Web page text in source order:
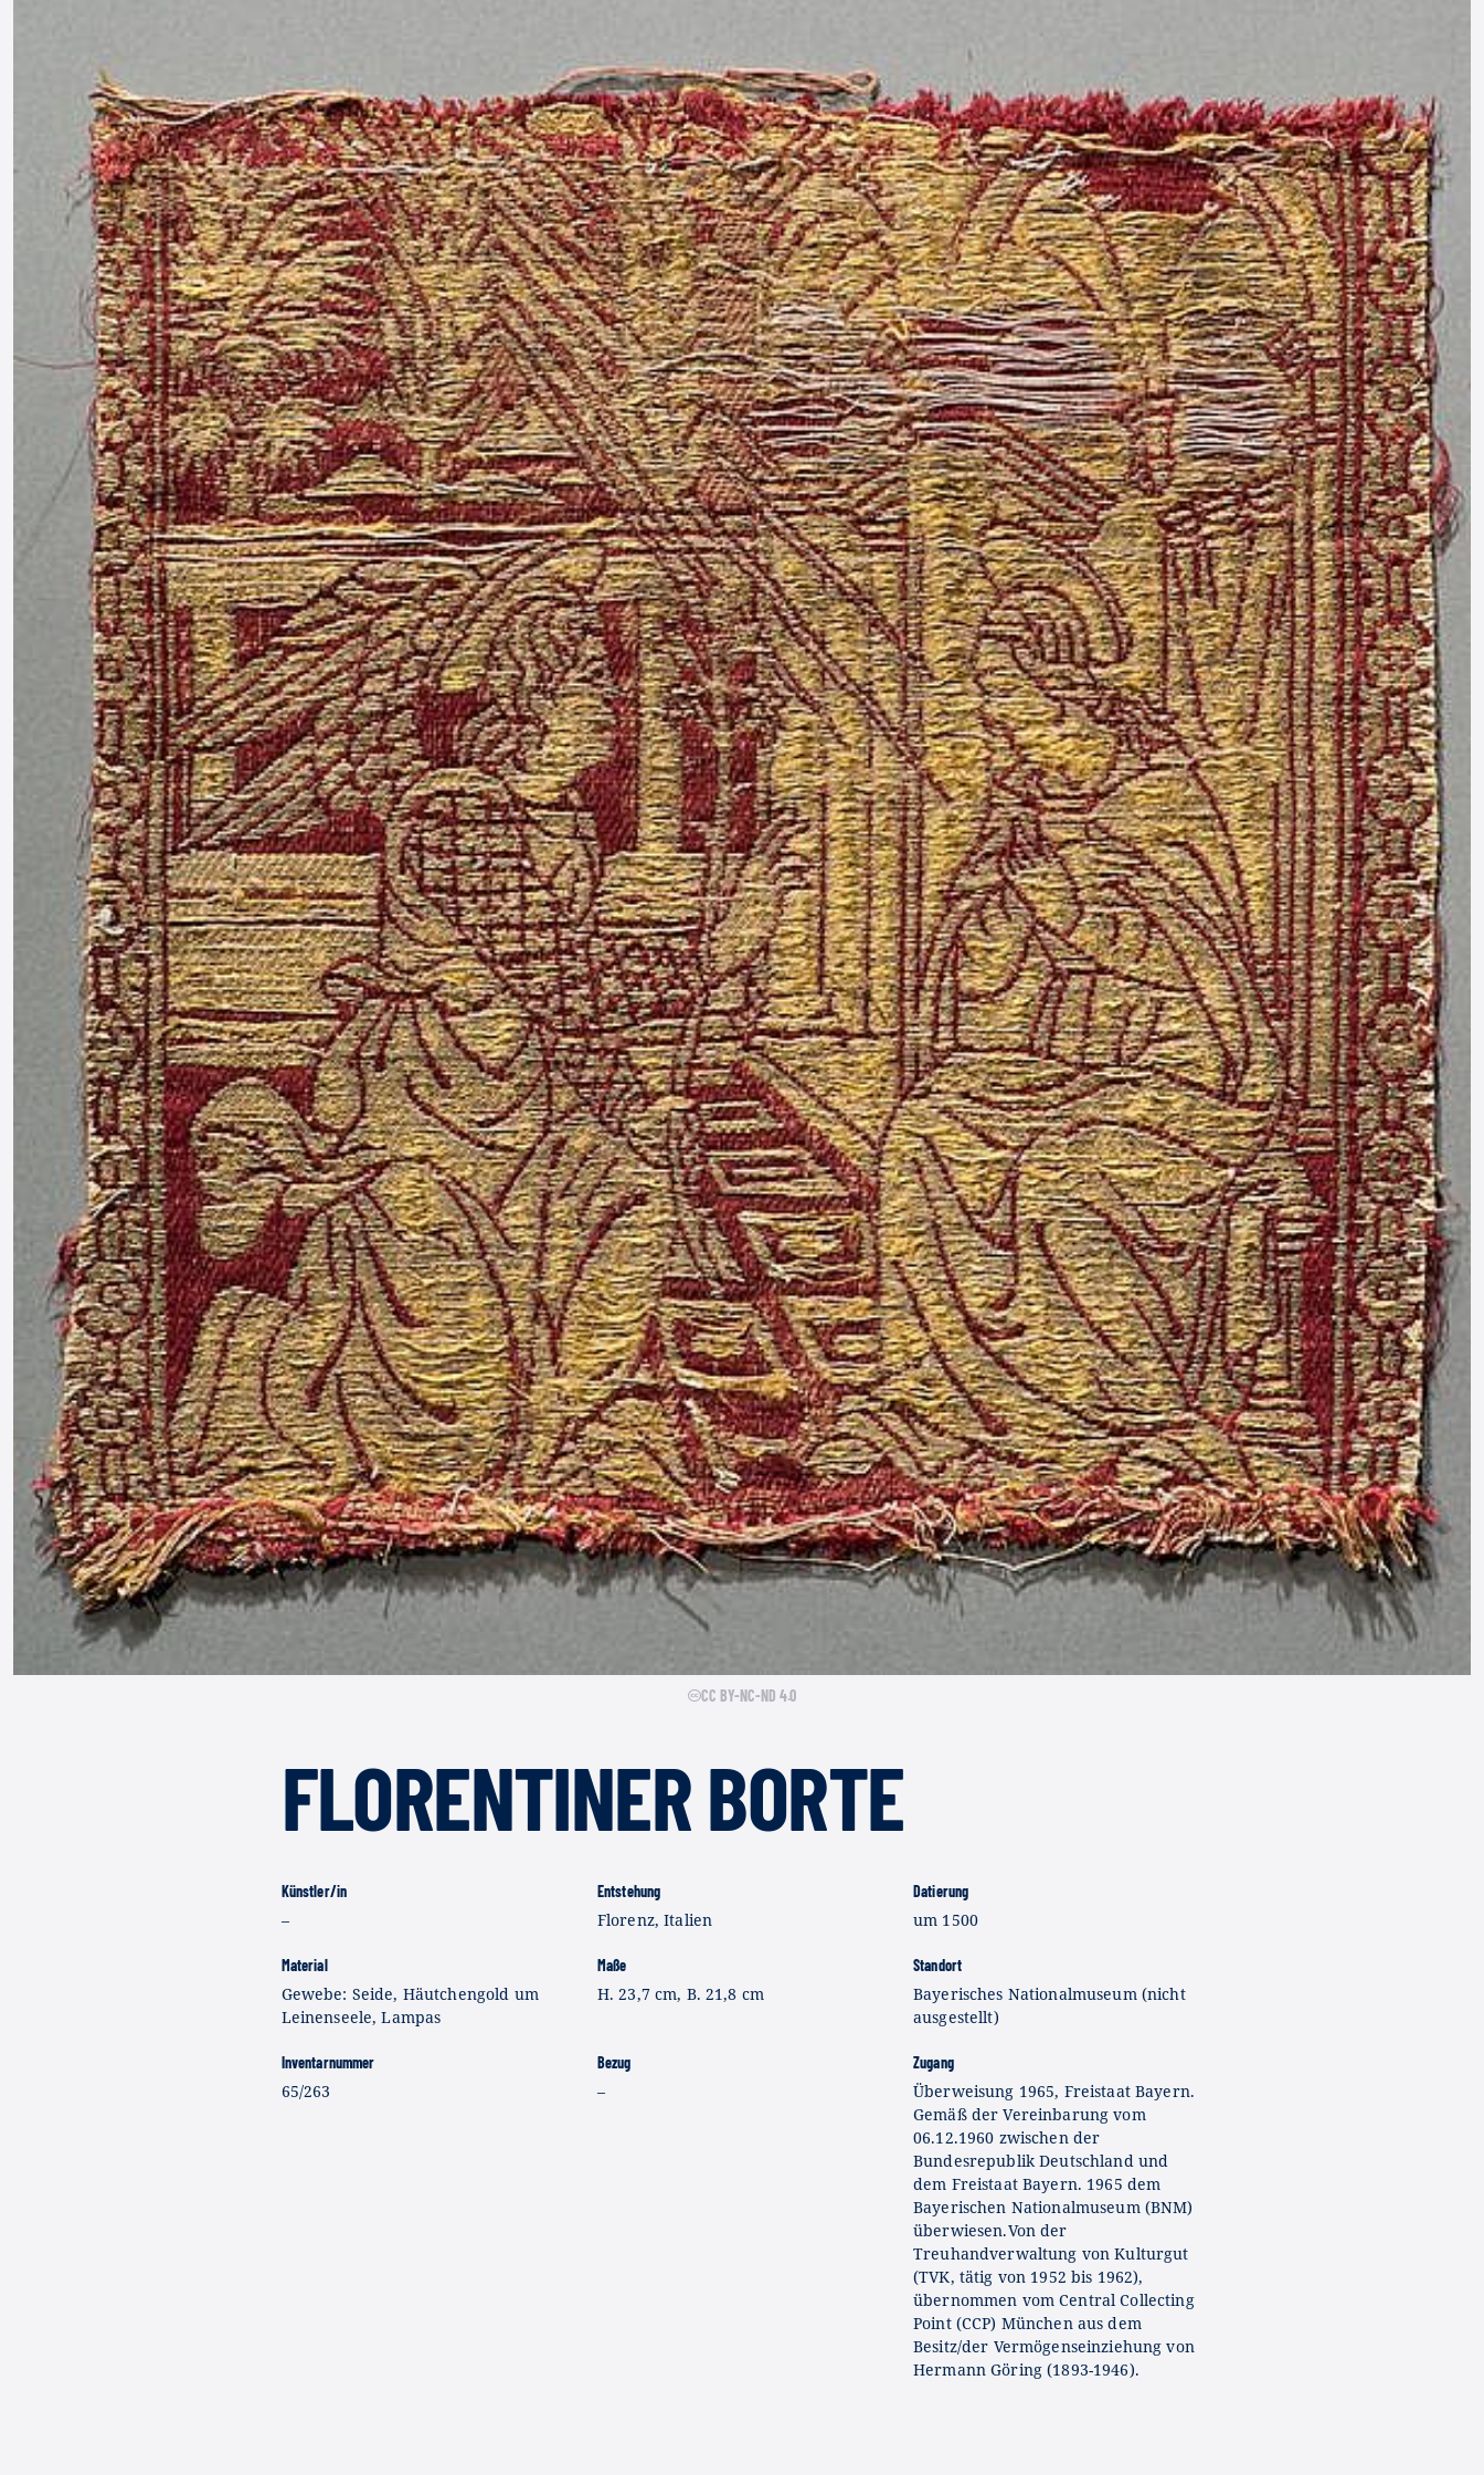
CC BY-NC-ND 4.0
FLORENTINER BORTE
Künstler/in
–
Entstehung
Florenz, Italien
Datierung
um 1500
Material
Gewebe: Seide, Häutchengold um
Leinenseele, Lampas
Maße
H. 23,7 cm, B. 21,8 cm
Standort
Bayerisches Nationalmuseum (nicht
ausgestellt)
Inventarnummer
65/263
Bezug
–
Zugang
Überweisung 1965, Freistaat Bayern.
Gemäß der Vereinbarung vom
06.12.1960 zwischen der
Bundesrepublik Deutschland und
dem Freistaat Bayern. 1965 dem
Bayerischen Nationalmuseum (BNM)
überwiesen.Von der
Treuhandverwaltung von Kulturgut
(TVK, tätig von 1952 bis 1962),
übernommen vom Central Collecting
Point (CCP) München aus dem
Besitz/der Vermögenseinziehung von
Hermann Göring (1893-1946).